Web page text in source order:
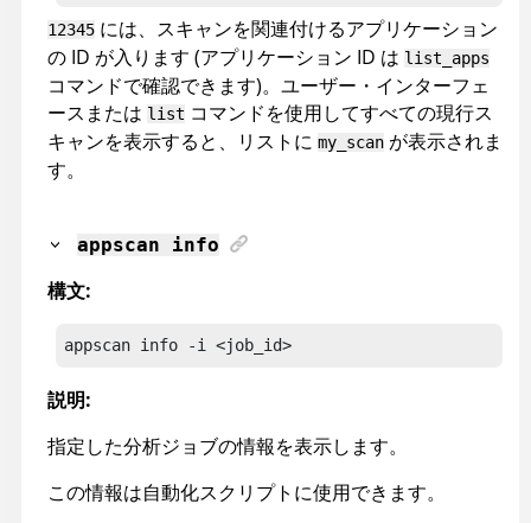
12345 には、スキャンを関連付けるアプリケーション
の ID が入ります (アプリケーション ID は list_apps
コマンドで確認できます)。ユーザー・インターフェ
ースまたは list コマンドを使用してすべての現行ス
キャンを表示すると、リストに my_scan が表示されま
す。
appscan info
構文:
appscan info -i <job_id>
説明:
指定した分析ジョブの情報を表示します。
この情報は自動化スクリプトに使用できます。